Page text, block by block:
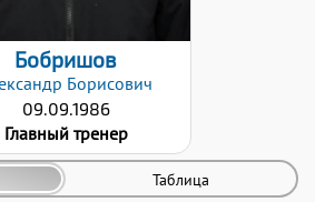
Бобришов
Борисович
09.09.1986
Главный тренер
Таблица